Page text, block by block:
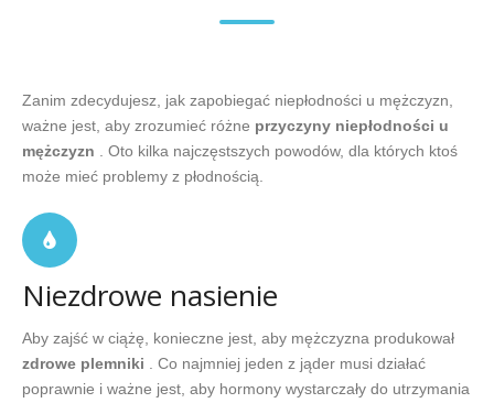
Zanim zdecydujesz, jak zapobiegać niepłodności u mężczyzn,
ważne jest, aby zrozumieć różne przyczyny niepłodności u
mężczyzn . Oto kilka najczęstszych powodów, dla których ktoś
może mieć problemy z płodnością.
Niezdrowe nasienie
Aby zajść w ciążę, konieczne jest, aby mężczyzna produkował
zdrowe plemniki . Co najmniej jeden z jąder musi działać
poprawnie i ważne jest, aby hormony wystarczały do utrzymania